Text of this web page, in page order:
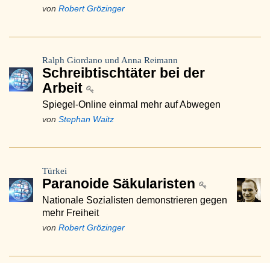
von Robert Grözinger
Ralph Giordano und Anna Reimann
Schreibtischtäter bei der
Arbeit
Spiegel-Online einmal mehr auf Abwegen
von Stephan Waitz
Türkei
Paranoide Säkularisten
Nationale Sozialisten demonstrieren gegen
mehr Freiheit
von Robert Grözinger